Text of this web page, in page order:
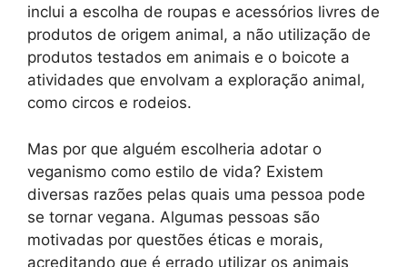
inclui a escolha de roupas e acessórios livres de
produtos de origem animal, a não utilização de
produtos testados em animais e o boicote a
atividades que envolvam a exploração animal,
como circos e rodeios.
Mas por que alguém escolheria adotar o
veganismo como estilo de vida? Existem
diversas razões pelas quais uma pessoa pode
se tornar vegana. Algumas pessoas são
motivadas por questões éticas e morais,
acreditando que é errado utilizar os animais